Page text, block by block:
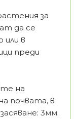
за
да се
в
преди
на
почвата, в
3мм.